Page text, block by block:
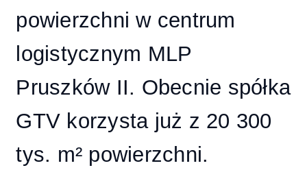
powierzchni w centrum
logistycznym MLP
Pruszków II. Obecnie spółka
GTV korzysta już z 20 300
tys. m² powierzchni.